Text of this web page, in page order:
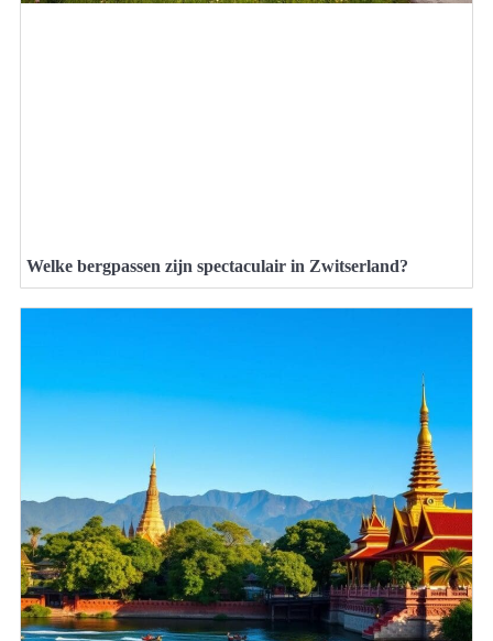
Welke bergpassen zijn spectaculair in Zwitserland?